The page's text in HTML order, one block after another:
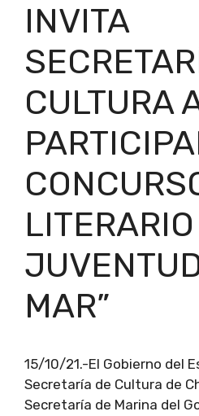
INVITA
CULTURA
MAR”
15/10/21.-El Gobierno del
Secretaría de Cultura de
Secretaría de Marina del